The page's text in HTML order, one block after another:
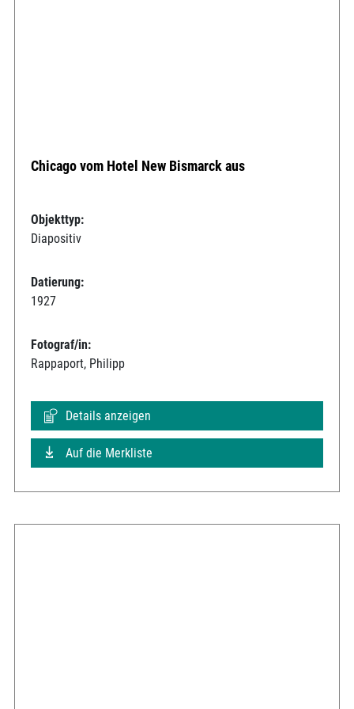
Chicago vom Hotel New Bismarck aus
Objekttyp:
Diapositiv
Datierung:
1927
Fotograf/in:
Rappaport, Philipp
Details anzeigen
Auf die Merkliste